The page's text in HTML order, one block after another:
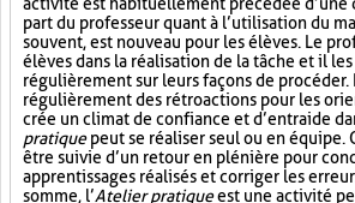
part du professeur quant à l’utilisation du
souvent, est nouveau pour les élèves. Le
élèves dans la réalisation de la tâche et il
régulièrement sur leurs façons de procéder.
régulièrement des rétroactions pour les
crée un climat de confiance et d’entraide
pratiquepeut se réaliser seul ou en équipe.
être suivie d’un retour en plénière pour
apprentissages réalisés et corriger les
somme, l’Atelier pratiqueest une activité